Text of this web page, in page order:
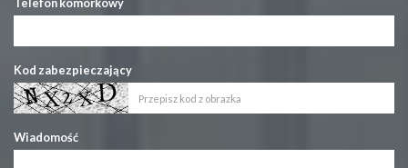
Telefon komórkowy
Kod zabezpieczający
Wiadomość